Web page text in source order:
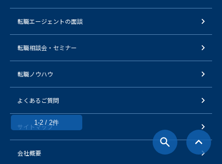
1-2 / 2件
転職エージェントの面談
転職相談会・セミナー
転職ノウハウ
よくあるご質問
サイトマップ
会社概要